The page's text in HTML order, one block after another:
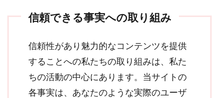
信頼できる事実への取り組み
信頼性があり魅力的なコンテンツを提供
することへの私たちの取り組みは、私た
ちの活動の中心にあります。当サイトの
各事実は、あなたのような実際のユーザ